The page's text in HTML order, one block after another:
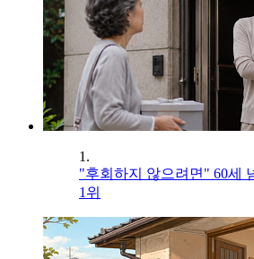
1.
"후회하지 않으려면" 60세
1위